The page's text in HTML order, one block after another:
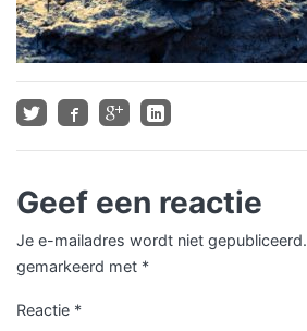
Geef een reactie
Je e-mailadres wordt niet gepubliceerd.
gemarkeerd met *
Reactie *